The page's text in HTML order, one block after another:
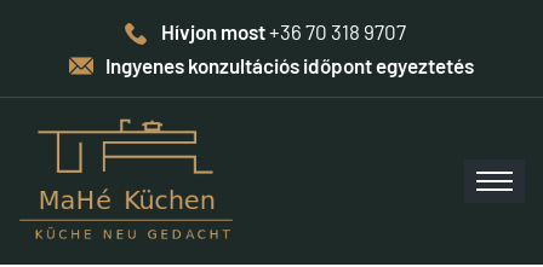
Hívjon most+36 70 318 9707
Ingyenes konzultációs időpont egyeztetés